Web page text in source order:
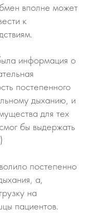
вполне может
к
информация о
постепенного
дыханию, и
для тех
бы выдержать
постепенно
а,
на
пациентов.